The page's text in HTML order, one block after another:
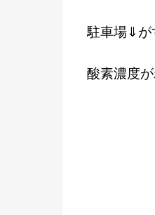
駐車場⇓が
酸素濃度